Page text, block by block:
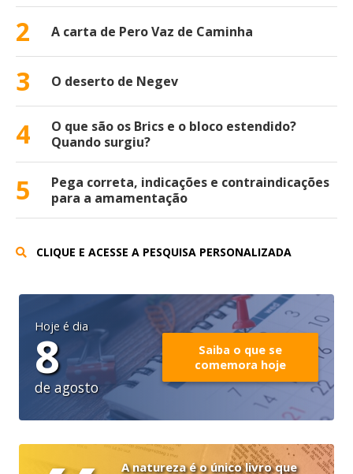
2 A carta de Pero Vaz de Caminha
3 O deserto de Negev
4
O que são os Brics e o bloco estendido?
Quando surgiu?
5
Pega correta, indicações e contraindicações
para a amamentação
CLIQUE E ACESSE A PESQUISA PERSONALIZADA
Hoje é dia
8
de agosto
Saiba o que se
comemora hoje
A natureza é o único livro que